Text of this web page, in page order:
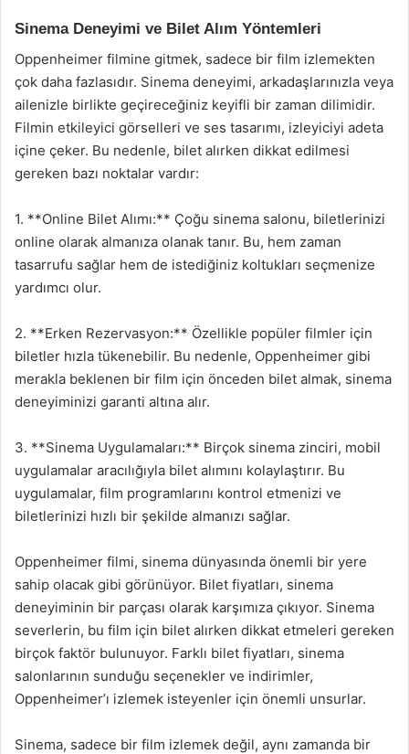
Sinema Deneyimi ve Bilet Alım Yöntemleri
Oppenheimer filmine gitmek, sadece bir film izlemekten
çok daha fazlasıdır. Sinema deneyimi, arkadaşlarınızla veya
ailenizle birlikte geçireceğiniz keyifli bir zaman dilimidir.
Filmin etkileyici görselleri ve ses tasarımı, izleyiciyi adeta
içine çeker. Bu nedenle, bilet alırken dikkat edilmesi
gereken bazı noktalar vardır:
1. **Online Bilet Alımı:** Çoğu sinema salonu, biletlerinizi
online olarak almanıza olanak tanır. Bu, hem zaman
tasarrufu sağlar hem de istediğiniz koltukları seçmenize
yardımcı olur.
2. **Erken Rezervasyon:** Özellikle popüler filmler için
biletler hızla tükenebilir. Bu nedenle, Oppenheimer gibi
merakla beklenen bir film için önceden bilet almak, sinema
deneyiminizi garanti altına alır.
3. **Sinema Uygulamaları:** Birçok sinema zinciri, mobil
uygulamalar aracılığıyla bilet alımını kolaylaştırır. Bu
uygulamalar, film programlarını kontrol etmenizi ve
biletlerinizi hızlı bir şekilde almanızı sağlar.
Oppenheimer filmi, sinema dünyasında önemli bir yere
sahip olacak gibi görünüyor. Bilet fiyatları, sinema
deneyiminin bir parçası olarak karşımıza çıkıyor. Sinema
severlerin, bu film için bilet alırken dikkat etmeleri gereken
birçok faktör bulunuyor. Farklı bilet fiyatları, sinema
salonlarının sunduğu seçenekler ve indirimler,
Oppenheimer’ı izlemek isteyenler için önemli unsurlar.
Sinema, sadece bir film izlemek değil, aynı zamanda bir